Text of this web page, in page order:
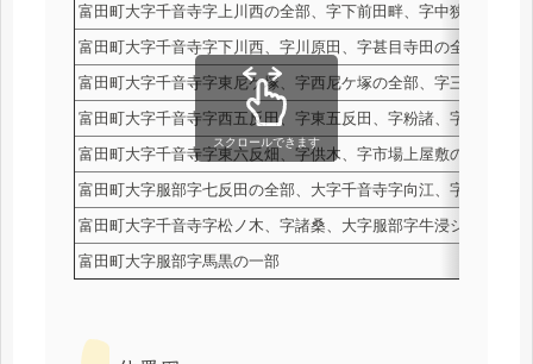
富田町大字千音寺字上川西の全部、字下前田畔、字中狭間、字中
富田町大字千音寺字下川西、字川原田、字甚目寺田の全部、字
富田町大字千音寺字東尼ケ塚、字西尼ケ塚の全部、字三角、字
富田町大字千音寺字西五反田、字東五反田、字粉諸、字上屋敷
富田町大字千音寺字東六反畑、字供木、字市場上屋敷の全部、
富田町大字服部字七反田の全部、大字千音寺字向江、字南島、
富田町大字千音寺字松ノ木、字諸桑、大字服部字牛浸シの全部
富田町大字服部字馬黒の一部
スクロールできます